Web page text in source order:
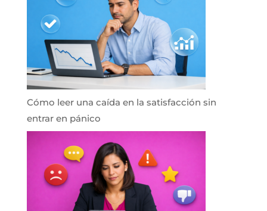
Cómo leer una caída en la satisfacción sin
entrar en pánico